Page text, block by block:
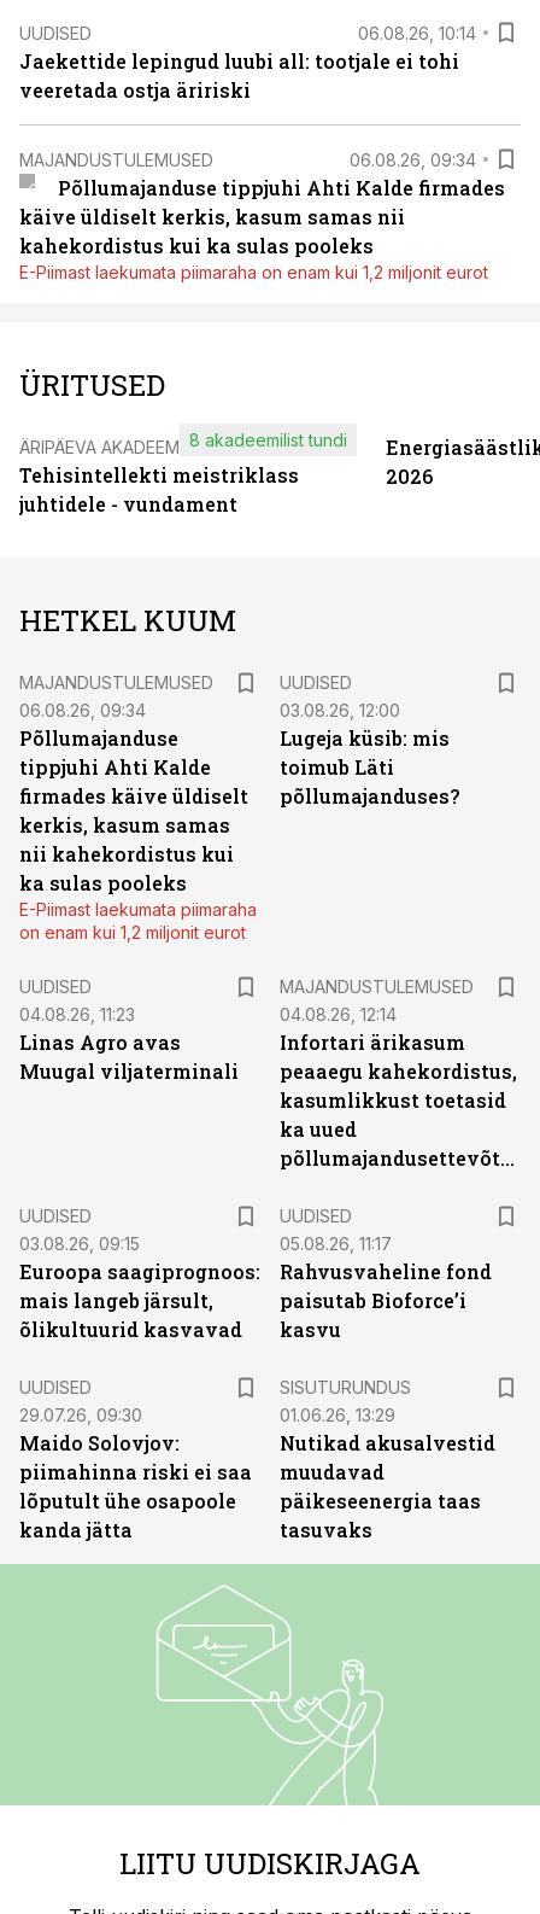
UUDISED 06.08.26, 10:14
Jaekettide lepingud luubi all: tootjale ei tohi
veeretada ostja äririski
MAJANDUSTULEMUSED 06.08.26, 09:34
Põllumajanduse tippjuhi Ahti Kalde firmades
käive üldiselt kerkis, kasum samas nii
kahekordistus kui ka sulas pooleks
E-Piimast laekumata piimaraha on enam kui 1,2 miljonit eurot
ÜRITUSED
ÄRIPÄEVA AKADEEMIA
Tehisintellekti meistriklass
juhtidele - vundament
8 akadeemilist tundi
2026
HETKEL KUUM
MAJANDUSTULEMUSED
06.08.26, 09:34
Põllumajanduse
tippjuhi Ahti Kalde
firmades käive üldiselt
kerkis, kasum samas
nii kahekordistus kui
ka sulas pooleks
E-Piimast laekumata piimaraha
on enam kui 1,2 miljonit eurot
UUDISED
03.08.26, 12:00
Lugeja küsib: mis
toimub Läti
põllumajanduses?
UUDISED
04.08.26, 11:23
Linas Agro avas
Muugal viljaterminali
MAJANDUSTULEMUSED
04.08.26, 12:14
Infortari ärikasum
peaaegu kahekordistus,
kasumlikkust toetasid
ka uued
põllumajandusettevõtted
UUDISED
03.08.26, 09:15
Euroopa saagiprognoos:
mais langeb järsult,
õlikultuurid kasvavad
UUDISED
05.08.26, 11:17
Rahvusvaheline fond
paisutab Bioforce’i
kasvu
UUDISED
29.07.26, 09:30
Maido Solovjov:
piimahinna riski ei saa
lõputult ühe osapoole
kanda jätta
SISUTURUNDUS
01.06.26, 13:29
Nutikad akusalvestid
muudavad
päikeseenergia taas
tasuvaks
LIITU UUDISKIRJAGA